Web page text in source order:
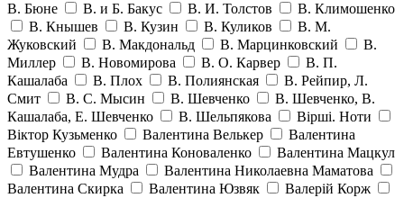
В. Бюне
В. и Б. Бакус В. И. Толстов
В. Климошенко
В. Кнышев
В. Кузин В. Куликов
В. М.
Жуковский
В. Макдональд В. Марцинковский
В.
Миллер
В. Новомирова В. О. Карвер
В. П.
Кашалаба
В. Плох В. Полиянская
В. Рейпир, Л.
Смит
В. С. Мысин В. Шевченко
В. Шевченко, В.
Кашалаба, Е. Шевченко
В. Шельпякова
Вiршi. Ноти
Віктор Кузьменко
Валентина Велькер
Валентина
Евтушенко
Валентина Коноваленко
Валентина Мацкул
Валентина Мудра
Валентина Николаевна Маматова
Валентина Скирка
Валентина Юзвяк
Валерій Корж